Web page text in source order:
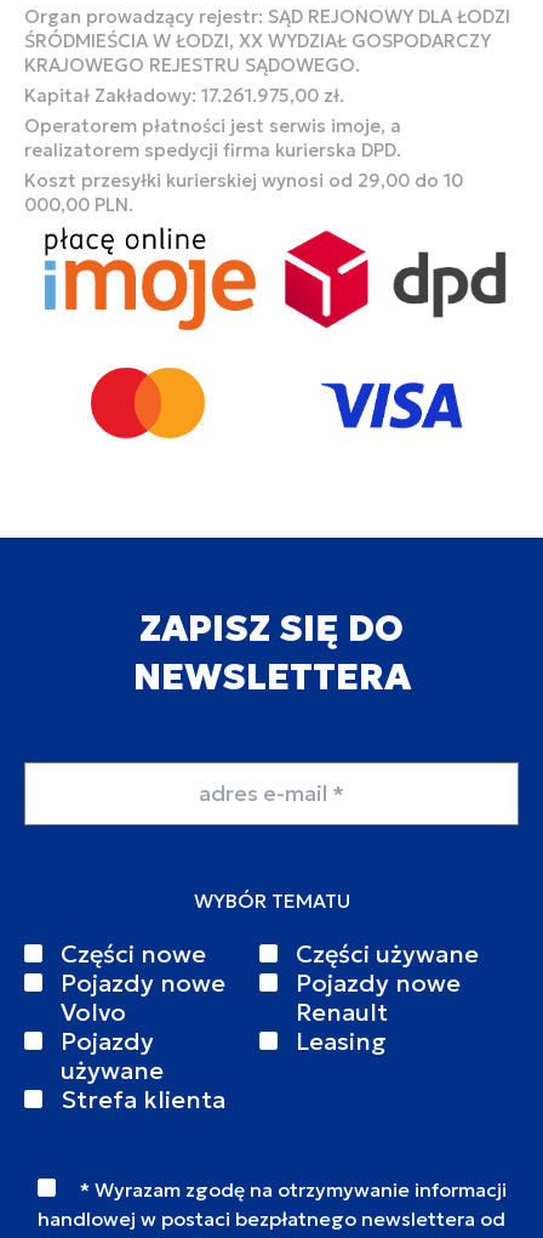
Organ prowadzący rejestr: SĄD REJONOWY DLA ŁODZI
ŚRÓDMIEŚCIA W ŁODZI, XX WYDZIAŁ GOSPODARCZY
KRAJOWEGO REJESTRU SĄDOWEGO.
Kapitał Zakładowy: 17.261.975,00 zł.
Operatorem płatności jest serwis imoje, a
realizatorem spedycji firma kurierska DPD.
Koszt przesyłki kurierskiej wynosi od 29,00 do 10
000,00 PLN.
ZAPISZ SIĘ DO
NEWSLETTERA
WYBÓR TEMATU
Części nowe
Części używane
Pojazdy nowe
Volvo
Pojazdy nowe
Renault
Pojazdy
używane
Leasing
Strefa klienta
* Wyrazam zgodę na otrzymywanie informacji
handlowej w postaci bezpłatnego newslettera od